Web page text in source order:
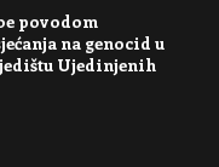
povodom
na genocid u
Ujedinjenih